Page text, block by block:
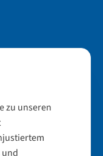
zu unseren